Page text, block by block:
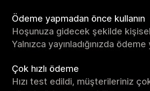
Ödeme yapmadan önce kullanın
Hoşunuza gidecek şekilde
Yalnızca yayınladığınızda ödeme
Çok hızlı ödeme
Hızı test edildi, müşterileriniz